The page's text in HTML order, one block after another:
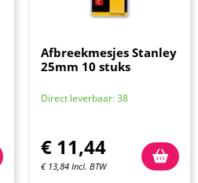
Afbreekmesjes Stanley
25mm 10 stuks
Direct leverbaar: 38
€ 11,44
€ 13,84 Incl. BTW